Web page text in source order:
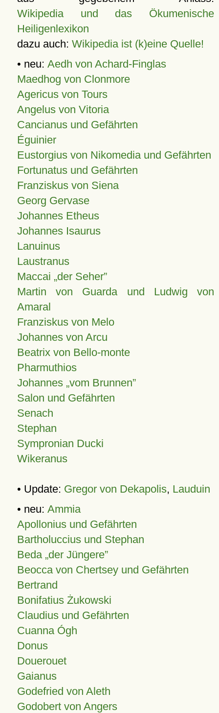
Wikipedia und das Ökumenische
Heiligenlexikon
dazu auch: Wikipedia ist (k)eine Quelle!
• neu: Aedh von Achard-Finglas
Maedhog von Clonmore
Agericus von Tours
Angelus von Vitoria
Cancianus und Gefährten
Éguinier
Eustorgius von Nikomedia und Gefährten
Fortunatus und Gefährten
Franziskus von Siena
Georg Gervase
Johannes Etheus
Johannes Isaurus
Lanuinus
Laustranus
Maccai „der Seher”
Martin von Guarda und Ludwig von
Amaral
Franziskus von Melo
Johannes von Arcu
Beatrix von Bello-monte
Pharmuthios
Johannes vom Brunnen
Salon und Gefährten
Senach
Stephan
Sympronian Ducki
Wikeranus
• Update: Gregor von Dekapolis, Lauduin
• neu: Ammia
Apollonius und Gefährten
Bartholuccius und Stephan
Beda „der Jüngere”
Beocca von Chertsey und Gefährten
Bertrand
Bonifatius Żukowski
Claudius und Gefährten
Cuanna Ógh
Donus
Douerouet
Gaianus
Godefried von Aleth
Godobert von Angers